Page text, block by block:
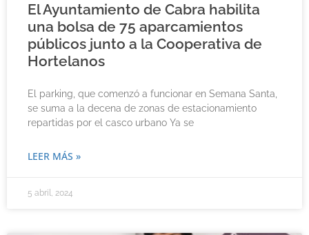
El Ayuntamiento de Cabra habilita
una bolsa de 75 aparcamientos
públicos junto a la Cooperativa de
Hortelanos
El parking, que comenzó a funcionar en Semana Santa,
se suma a la decena de zonas de estacionamiento
repartidas por el casco urbano Ya se
LEER MÁS »
5 abril, 2024